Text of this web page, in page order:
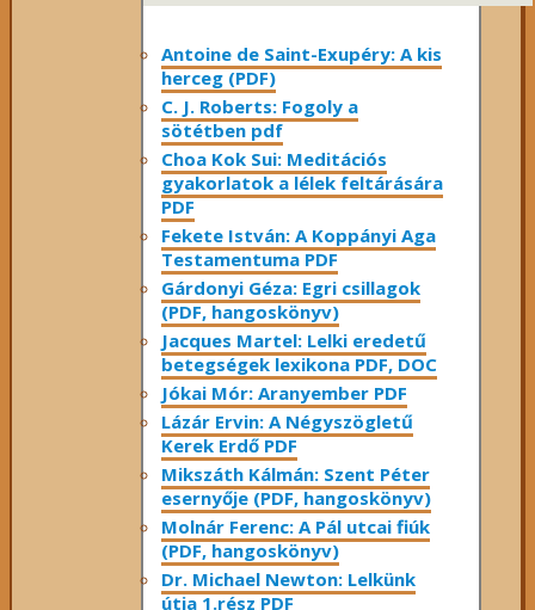
Antoine de Saint-Exupéry: A kis
herceg (PDF)
C. J. Roberts: Fogoly a
sötétben pdf
Choa Kok Sui: Meditációs
gyakorlatok a lélek feltárására
PDF
Fekete István: A Koppányi Aga
Testamentuma PDF
Gárdonyi Géza: Egri csillagok
(PDF, hangoskönyv)
Jacques Martel: Lelki eredetű
betegségek lexikona PDF, DOC
Jókai Mór: Aranyember PDF
Lázár Ervin: A Négyszögletű
Kerek Erdő PDF
Mikszáth Kálmán: Szent Péter
esernyője (PDF, hangoskönyv)
Molnár Ferenc: A Pál utcai fiúk
(PDF, hangoskönyv)
Dr. Michael Newton: Lelkünk
útja 1.rész PDF